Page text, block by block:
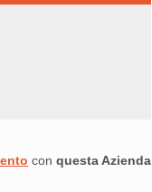
con questa Azienda